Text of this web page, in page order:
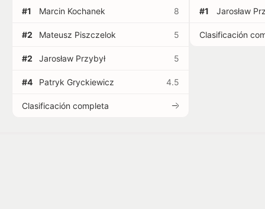
#1 Marcin Kochanek 8
#2 Mateusz Piszczelok 5
#2 Jarosław Przybył 5
#4 Patryk Gryckiewicz 4.5
Clasificación completa
#1 Jarosław
Clasificación